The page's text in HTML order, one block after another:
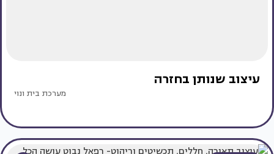
עיצוב שנותן בחזרה
מערכת בית ונוי